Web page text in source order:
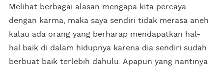
Melihat berbagai alasan mengapa kita percaya
dengan karma, maka saya sendiri tidak merasa aneh
kalau ada orang yang berharap mendapatkan hal-
hal baik di dalam hidupnya karena dia sendiri sudah
berbuat baik terlebih dahulu. Apapun yang nantinya